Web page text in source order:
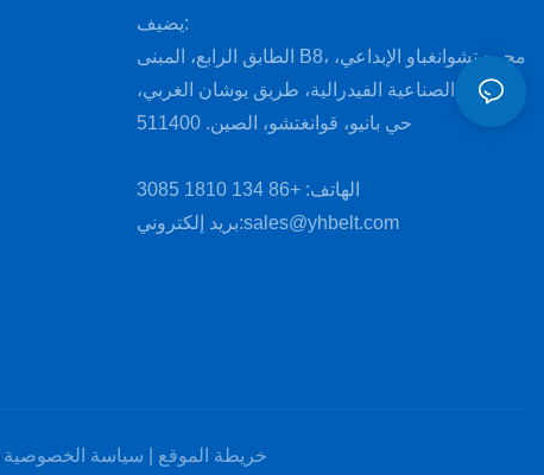
يضيف:
الطابق الرابع، المبنى B8، مجمع تشوانغباو الإبداعي،
المنطقة الصناعية الفيدرالية، طريق يوشان الغربي،
حي بانيو، قوانغتشو، الصين. 511400
الهاتف: +86 134 1810 3085
بريد إلكتروني:sales@yhbelt.com
خريطة الموقع سياسة الخصوصية